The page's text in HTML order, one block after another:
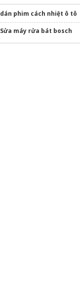
dán phim cách nhiệt ô tô
Sửa máy rửa bát bosch